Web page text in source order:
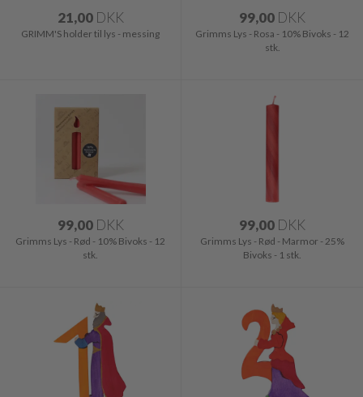
21,00 DKK
GRIMM'S holder til lys - messing
99,00 DKK
Grimms Lys - Rosa - 10% Bivoks - 12
stk.
99,00 DKK
Grimms Lys - Rød - 10% Bivoks - 12
stk.
99,00 DKK
Grimms Lys - Rød - Marmor - 25%
Bivoks - 1 stk.